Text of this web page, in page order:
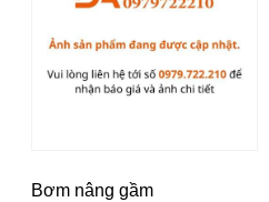
Bơm nâng gầm